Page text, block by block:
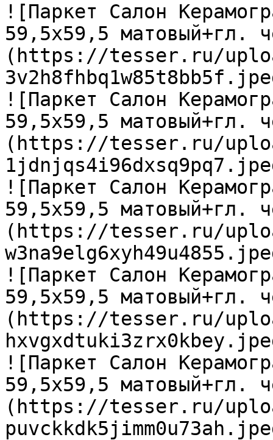
![Паркет Салон
59,5х59,5 матовый+гл.
(https://tesser.ru/
![Паркет Салон
59,5х59,5 матовый+гл.
(https://tesser.ru/
![Паркет Салон
59,5х59,5 матовый+гл.
(https://tesser.ru/
![Паркет Салон
59,5х59,5 матовый+гл.
(https://tesser.ru/
![Паркет Салон
59,5х59,5 матовый+гл.
(https://tesser.ru/